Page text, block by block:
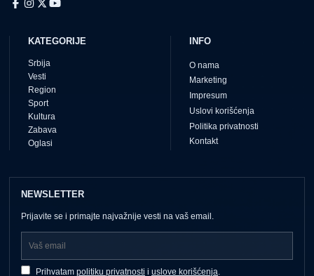
KATEGORIJE
Srbija
Vesti
Region
Sport
Kultura
Zabava
Oglasi
INFO
O nama
Marketing
Impresum
Uslovi korišćenja
Politika privatnosti
Kontakt
NEWSLETTER
Prijavite se i primajte najvažnije vesti na vaš email.
Prihvatam politiku privatnosti i uslove korišćenja.